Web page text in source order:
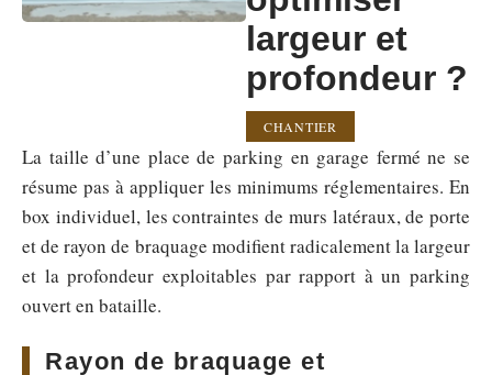
largeur et
profondeur ?
CHANTIER
La taille d’une place de parking en garage fermé ne se
résume pas à appliquer les minimums réglementaires. En
box individuel, les contraintes de murs latéraux, de porte
et de rayon de braquage modifient radicalement la largeur
et la profondeur exploitables par rapport à un parking
ouvert en bataille.
Rayon de braquage et